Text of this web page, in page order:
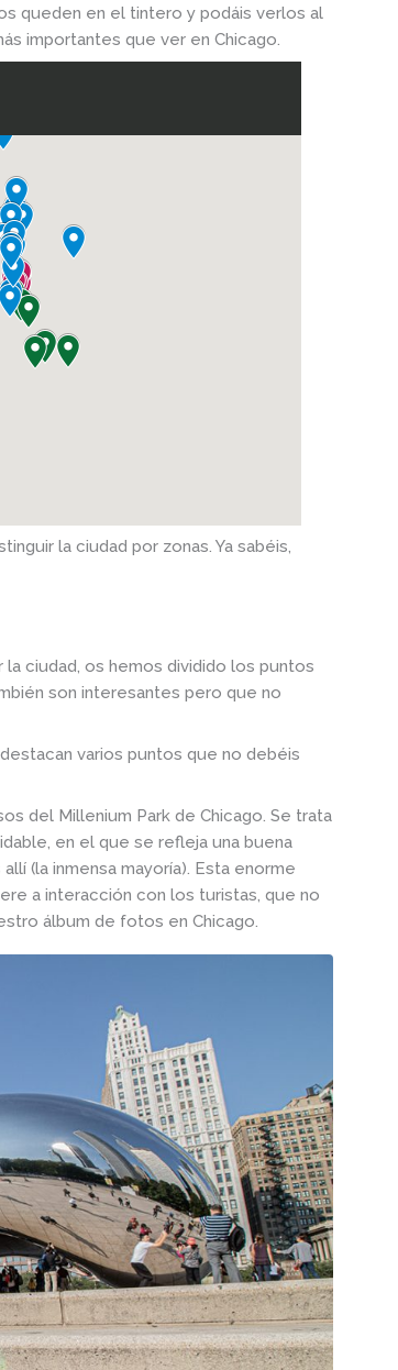
queden en el tintero y podáis verlos al
importantes que ver en Chicago.
la ciudad por zonas. Ya sabéis,
ciudad, os hemos dividido los puntos
son interesantes pero que no
varios puntos que no debéis
del Millenium Park de Chicago. Se trata
en el que se refleja una buena
(la inmensa mayoría). Esta enorme
a interacción con los turistas, que no
álbum de fotos en Chicago.